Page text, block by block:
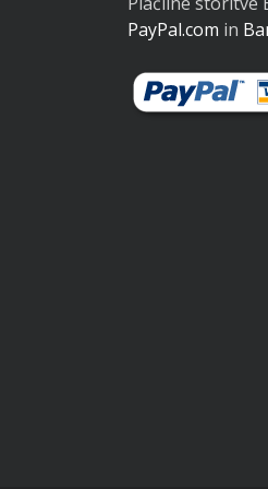
PayPal.com in